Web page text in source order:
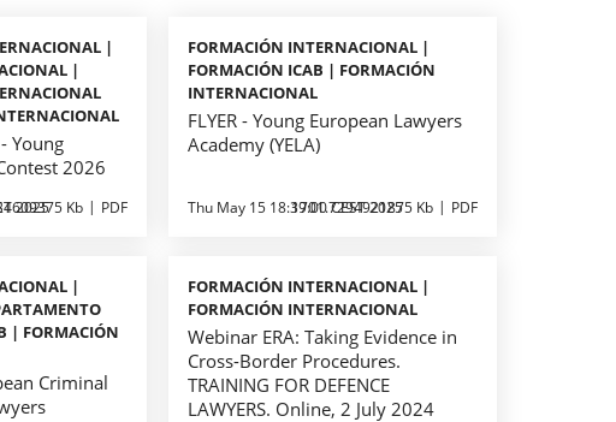
|
|
Young
2026
2025 Kb PDF
FORMACIÓN INTERNACIONAL |
FORMACIÓN ICAB | FORMACIÓN
INTERNACIONAL
FLYER - Young European Lawyers
Academy (YELA)
Thu May 15 18:39:00 CEST 2025
1701.7294921875 Kb PDF
|
| FORMACIÓN
Criminal
FORMACIÓN INTERNACIONAL |
FORMACIÓN INTERNACIONAL
Webinar ERA: Taking Evidence in
Cross-Border Procedures.
TRAINING FOR DEFENCE
LAWYERS. Online, 2 July 2024